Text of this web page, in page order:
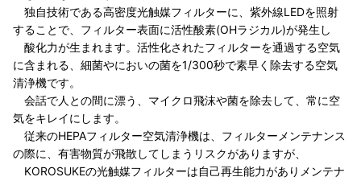
独自技術である高密度光触媒フィルターに、紫外線LEDを照射
することで、フィルター表面に活性酸素(OHラジカル)が発生し
酸化力が生まれます。活性化されたフィルターを通過する空気
に含まれる、細菌やにおいの菌を1/300秒で素早く除去する空気
清浄機です。
会話で人との間に漂う、マイクロ飛沫や菌を除去して、常に空
気をキレイにします。
従来のHEPAフィルター空気清浄機は、フィルターメンテナンス
の際に、有害物質が飛散してしまうリスクがありますが、
KOROSUKEの光触媒フィルターは自己再生能力がありメンテナ